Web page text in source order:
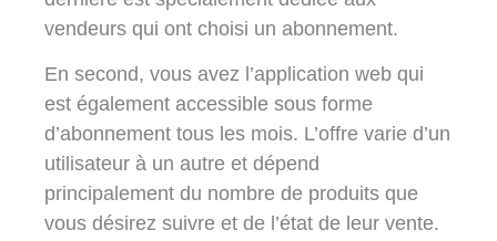
vendeurs qui ont choisi un abonnement.
En second, vous avez l’application web qui
est également accessible sous forme
d’abonnement tous les mois. L’offre varie d’un
utilisateur à un autre et dépend
principalement du nombre de produits que
vous désirez suivre et de l’état de leur vente.